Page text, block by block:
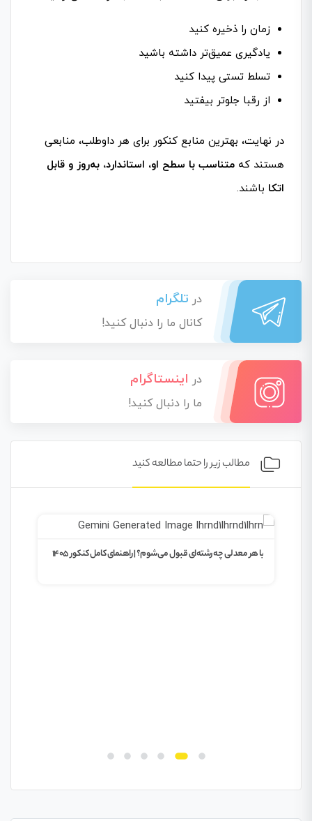
زمان را ذخیره کنید
یادگیری عمیق‌تر داشته باشید
تسلط تستی پیدا کنید
از رقبا جلوتر بیفتید
در نهایت، بهترین منابع کنکور برای هر داوطلب، منابعی
هستند که متناسب با سطح او، استاندارد، به‌روز و قابل
اتکا باشند.
در تلگرام
کانال ما را دنبال کنید!
در اینستاگرام
ما را دنبال کنید!
مطالب زیر را حتما مطالعه کنید
با هر معدلی چه رشته‌ای قبول می‌شوم؟ | راهنمای کامل کنکور ۱۴۰۵